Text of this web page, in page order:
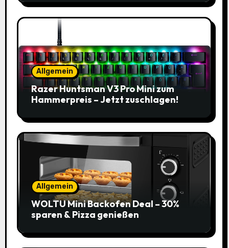
Allgemein
Razer Huntsman V3 Pro Mini zum
Hammerpreis – Jetzt zuschlagen!
Allgemein
WOLTU Mini Backofen Deal – 30%
sparen & Pizza genießen